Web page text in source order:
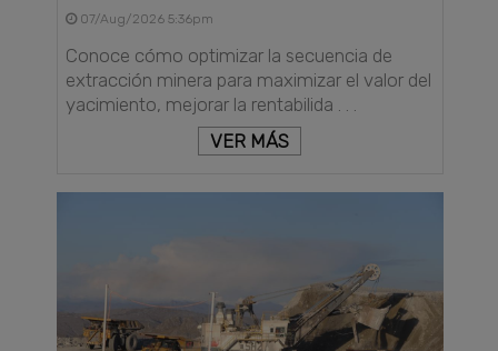
07/Aug/2026 5:36pm
Conoce cómo optimizar la secuencia de
extracción minera para maximizar el valor del
yacimiento, mejorar la rentabilida . . .
VER MÁS